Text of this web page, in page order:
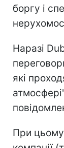
боргу і
Наразі
які
При цьому